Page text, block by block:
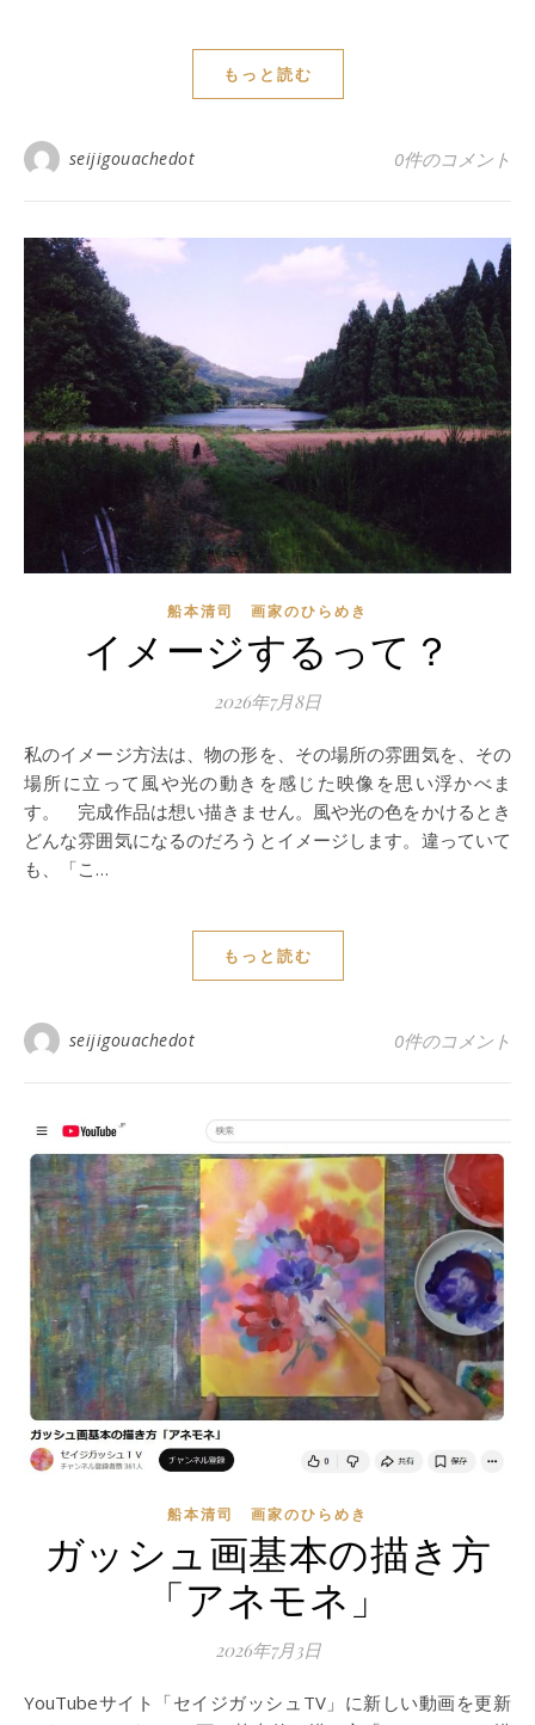
もっと読む
seijigouachedot 0件のコメント
船本清司 画家のひらめき
イメージするって？
2026年7月8日
私のイメージ方法は、物の形を、その場所の雰囲気を、その
場所に立って風や光の動きを感じた映像を思い浮かべま
す。 完成作品は想い描きません。風や光の色をかけるとき
どんな雰囲気になるのだろうとイメージします。違っていて
も、「こ…
もっと読む
seijigouachedot 0件のコメント
船本清司 画家のひらめき
ガッシュ画基本の描き方
「アネモネ」
2026年7月3日
YouTubeサイト「セイジガッシュTV」に新しい動画を更新